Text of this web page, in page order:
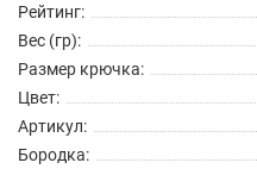
Рейтинг:
Вес (гр):
Размер крючка:
Цвет:
Артикул:
Бородка: